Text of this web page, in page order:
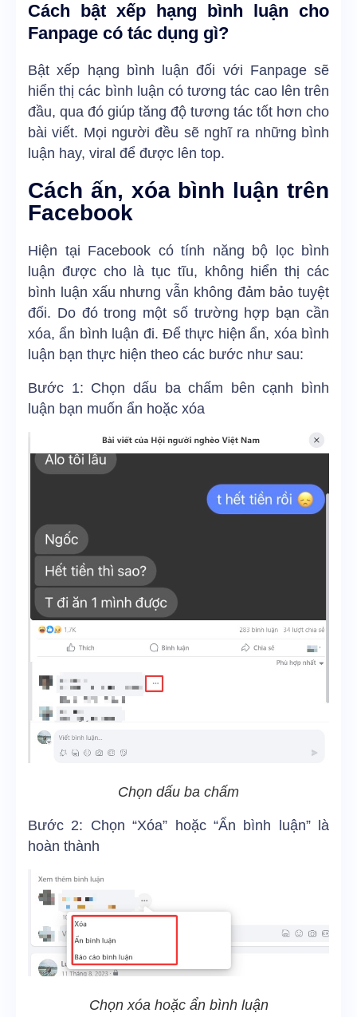
Cách bật xếp hạng bình luận cho
Fanpage có tác dụng gì?
Bật xếp hạng bình luận đối với Fanpage sẽ
hiển thị các bình luận có tương tác cao lên trên
đầu, qua đó giúp tăng độ tương tác tốt hơn cho
bài viết. Mọi người đều sẽ nghĩ ra những bình
luận hay, viral để được lên top.
Cách ấn, xóa bình luận trên
Facebook
Hiện tại Facebook có tính năng bộ lọc bình
luận được cho là tục tĩu, không hiển thị các
bình luận xấu nhưng vẫn không đảm bảo tuyệt
đối. Do đó trong một số trường hợp bạn cần
xóa, ẩn bình luận đi. Để thực hiện ẩn, xóa bình
luận bạn thực hiện theo các bước như sau:
Bước 1: Chọn dấu ba chấm bên cạnh bình
luận bạn muốn ẩn hoặc xóa
Chọn dấu ba chấm
Bước 2: Chọn “Xóa” hoặc “Ẩn bình luận” là
hoàn thành
Chọn xóa hoặc ẩn bình luận